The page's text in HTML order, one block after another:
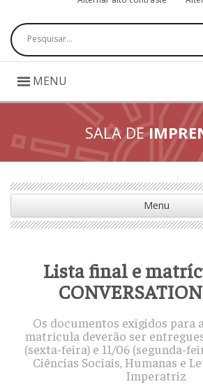
Pesquisar
MENU
SALA DE
Menu
Lista final e
Os documentos exigidos para
matrícula deverão ser
(sexta-feira) e 11/06 (segunda-
Ciências Sociais, Humanas e
Imperatriz